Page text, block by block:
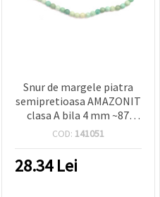
Snur de margele piatra
semipretioasa AMAZONIT
clasa A bila 4 mm ~87
bucati
COD: 141051
28.34Lei